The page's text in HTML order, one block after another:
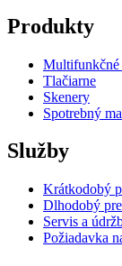
Produkty
Multifunkčné
Tlačiarne
Skenery
Spotrebný
Služby
Krátkodobý
Dlhodobý
Servis a
Požiadavka